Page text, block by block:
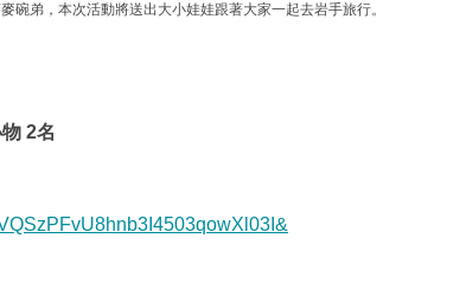
弟，本次活動將送出大小娃娃跟著大家一起去岩手旅行。
2名